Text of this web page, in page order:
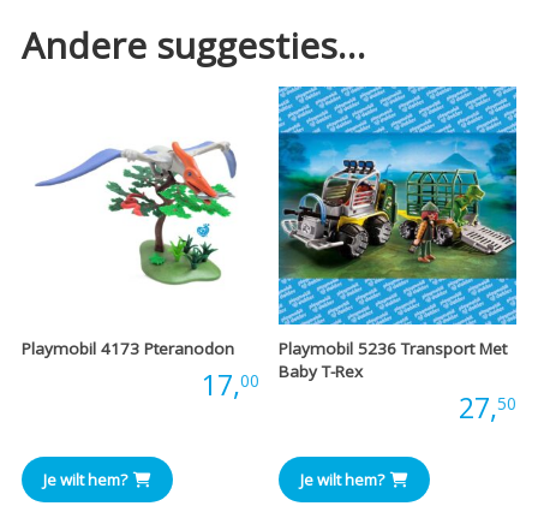
Andere suggesties…
Playmobil 4173 Pteranodon
17,00
Je wilt hem?
Playmobil 5236 Transport Met
Baby T-Rex
27,50
Je wilt hem?